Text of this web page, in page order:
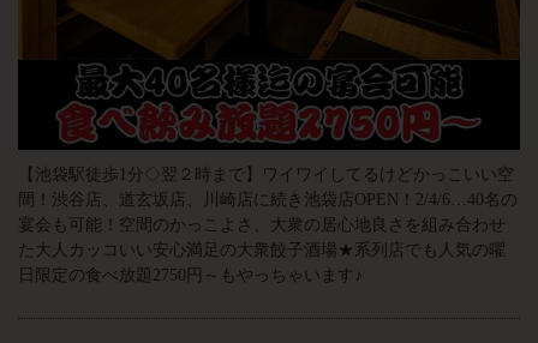
【池袋駅徒歩1分◇翌２時まで】ワイワイしてるけどかっこいい空
間！渋谷店、道玄坂店、川崎店に続き池袋店OPEN！2/4/6…40名の
宴会も可能！空間のかっこよさ、大衆の居心地良さを組み合わせ
た大人カッコいい安心満足の大衆餃子酒場★系列店でも人気の曜
日限定の食べ放題2750円～もやっちゃいます♪